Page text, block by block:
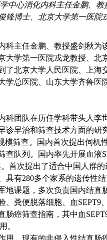
中心消化内科主任金鹏、教
锋博士、北京大学第一医院
科主任金鹏、教授盛剑秋为
大学第一医院戎龙教授、北
了北京大学人民医院、上海
学总医院、山东大学齐鲁医
科团队在历任学科带头人李
诊早治和筛查技术方面的研
模筛查。国内首次提出伺机
队列。国内率先开展血液
首次提出了适合中国人群
具有280多个家系的遗传性
地课题，多次负责国内结直
、粪便脱落细胞、血SEPT9
癌筛查指南，其中血
。
用。现有的非侵入性结直肠